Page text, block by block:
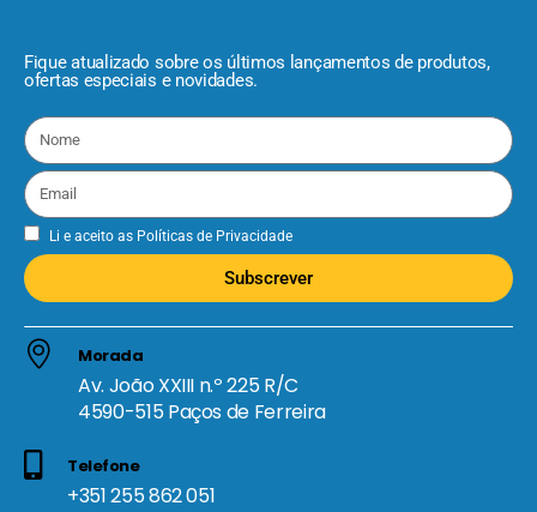
Fique atualizado sobre os últimos lançamentos de produtos,
ofertas especiais e novidades.
Li e aceito as Políticas de Privacidade
Subscrever
Morada
Av. João XXIII n.º 225 R/C
4590-515 Paços de Ferreira
Telefone
+351 255 862 051